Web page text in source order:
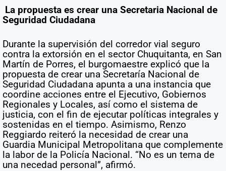
La propuesta es crear una Secretaria Nacional de
Seguridad Ciudadana
Durante la supervisión del corredor vial seguro
contra la extorsión en el sector Chuquitanta, en San
Martín de Porres, el burgomaestre explicó que la
propuesta de crear una Secretaría Nacional de
Seguridad Ciudadana apunta a una instancia que
coordine acciones entre el Ejecutivo, Gobiernos
Regionales y Locales, así como el sistema de
justicia, con el fin de ejecutar políticas integrales y
sostenidas en el tiempo. Asimismo, Renzo
Reggiardo reiteró la necesidad de crear una
Guardia Municipal Metropolitana que complemente
la labor de la Policía Nacional. “No es un tema de
una necedad personal”, afirmó.